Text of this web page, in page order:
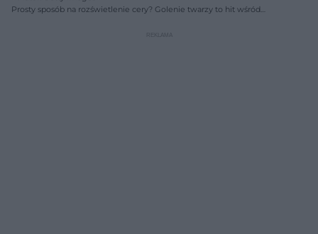
Prosty sposób na rozświetlenie cery? Golenie twarzy to hit wśród